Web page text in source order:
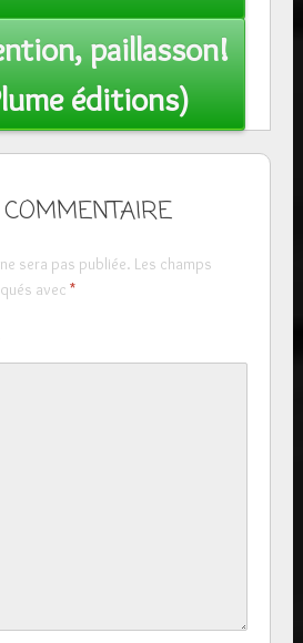
paillasson!
éditions)
sera pas publiée. Les champs
avec *